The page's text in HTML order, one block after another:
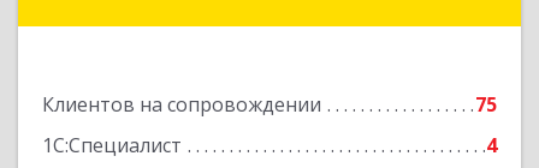
Клиентов на сопровождении
75
1С:Специалист
4